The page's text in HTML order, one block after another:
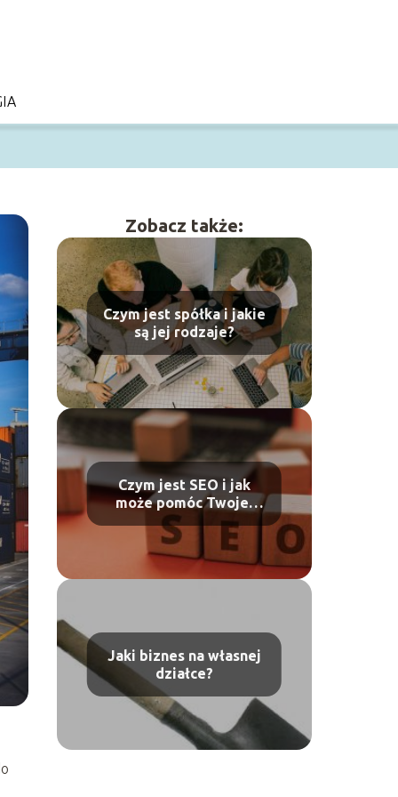
Zobacz także:
Czym jest spółka i jakie
są jej rodzaje?
Czym jest SEO i jak
może pomóc Twojej
firmie?
Jaki biznes na własnej
działce?